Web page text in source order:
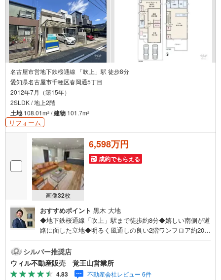
名古屋市営地下鉄桜通線 「吹上」駅 徒歩8分
愛知県名古屋市千種区春岡通5丁目
2012年7月（築15年）
2SLDK / 地上2階
土地108.01m2 /建物 101.7m2
リフォーム
画像32枚
6,598万円
成約でもらえる
おすすめポイント 黒木 大地
◆地下鉄桜通線「吹上」駅まで徒歩約8分◆嬉しい南側が道
路に面した立地◆明るく風通しの良い2階ワンフロア約20帖
採用！ご家族の帰宅を温かく迎えることができますね◆全
居室収納付きでお部屋もすっきり、空間を有効に使えます
◆リフォーム実施で気持ちよく新生活をスタート◆各居室
シルバー推奨店
ウィル不動産販売 覚王山営業所
4.83 不動産会社レビュー 6件